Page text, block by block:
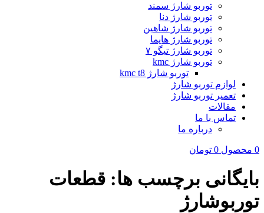
توربو شارژ سمند
توربو شارژ دنا
توربو شارژ شاهین
توربو شارژ هایما
توربو شارژ تیگو ۷
توربو شارژ kmc
توربو شارژ kmc t8
لوازم توربو شارژ
تعمیر توربو شارژ
مقالات
تماس با ما
درباره ما
0 محصول 0 تومان
بایگانی برچسب ها: قطعات
توربوشارژ